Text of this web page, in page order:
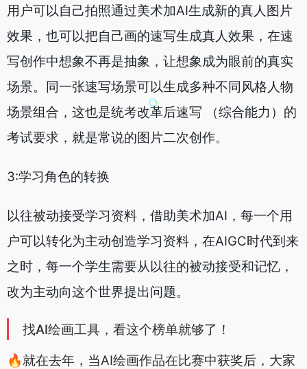
用户可以自己拍照通过美术加AI生成新的真人图片
效果，也可以把自己画的速写生成真人效果，在速
写创作中想象不再是抽象，让想象成为眼前的真实
场景。同一张速写场景可以生成多种不同风格人物
场景组合，这也是统考改革后速写 （综合能力）的
考试要求，就是常说的图片二次创作。
3:学习角色的转换
以往被动接受学习资料，借助美术加AI，每一个用
户可以转化为主动创造学习资料，在AIGC时代到来
之时，每一个学生需要从以往的被动接受和记忆，
改为主动向这个世界提出问题。
找AI绘画工具，看这个榜单就够了！
🔥就在去年，当AI绘画作品在比赛中获奖后，大家